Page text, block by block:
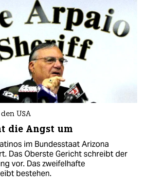
USA
die Angst um
im Bundesstaat Arizona
Das Oberste Gericht schreibt der
vor. Das zweifelhafte
bestehen.